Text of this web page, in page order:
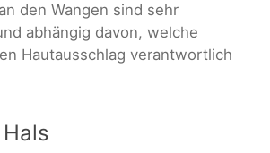
den Wangen sind sehr
abhängig davon, welche
Hautausschlag verantwortlich